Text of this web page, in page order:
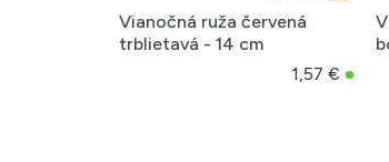
Vianočná ruža červená
trblietavá - 14 cm
1,57 €